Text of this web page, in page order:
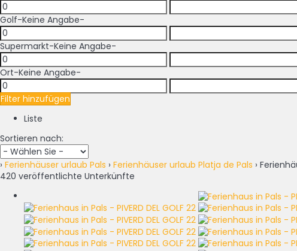
Golf-Keine Angabe-
Supermarkt-Keine Angabe-
Ort-Keine Angabe-
Filter hinzufügen
Liste
Sortieren nach:
› Ferienhäuser urlaub Pals › Ferienhäuser urlaub Platja de Pals ›
420 veröffentlichte Unterkünfte